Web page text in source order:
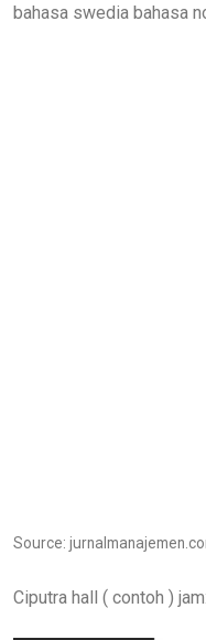
bahasa swedia bahasa
Source:
Ciputra hall ( contoh ) jam: